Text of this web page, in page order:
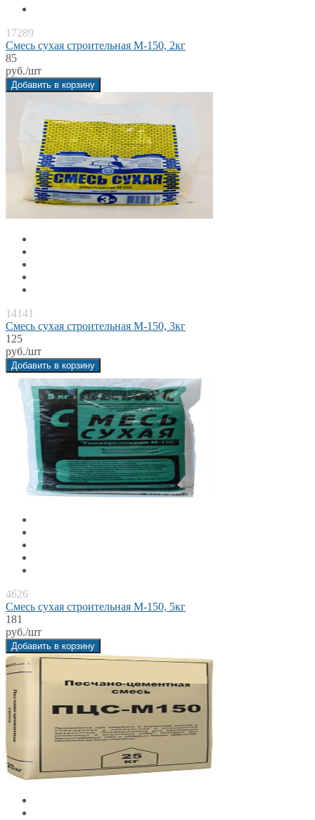
17289
Смесь сухая строительная М-150, 2кг
85
руб./шт
Добавить в корзину
14141
Смесь сухая строительная М-150, 3кг
125
руб./шт
Добавить в корзину
4626
Смесь сухая строительная М-150, 5кг
181
руб./шт
Добавить в корзину